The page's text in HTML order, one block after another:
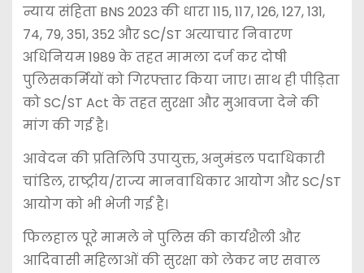
न्याय संहिता BNS 2023 की धारा 115, 117, 126, 127, 131,
74, 79, 351, 352 और SC/ST अत्याचार निवारण
अधिनियम 1989 के तहत मामला दर्ज कर दोषी
पुलिसकर्मियों को गिरफ्तार किया जाए। साथ ही पीड़िता
को SC/ST Act के तहत सुरक्षा और मुआवजा देने की
मांग की गई है।
आवेदन की प्रतिलिपि उपायुक्त, अनुमंडल पदाधिकारी
चांडिल, राष्ट्रीय/राज्य मानवाधिकार आयोग और SC/ST
आयोग को भी भेजी गई है।
फिलहाल पूरे मामले ने पुलिस की कार्यशैली और
आदिवासी महिलाओं की सुरक्षा को लेकर नए सवाल